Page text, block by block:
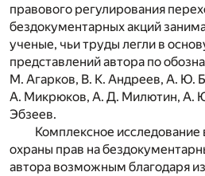
правового регулирования
бездокументарных акций
ученые, чьи труды легли в
представлений автора по
М. Агарков, В. К. Андреев, А. Ю.
А. Микрюков, А. Д. Милютин, А.
Эбзеев.
Комплексное
охраны прав на
автора возможным благодаря